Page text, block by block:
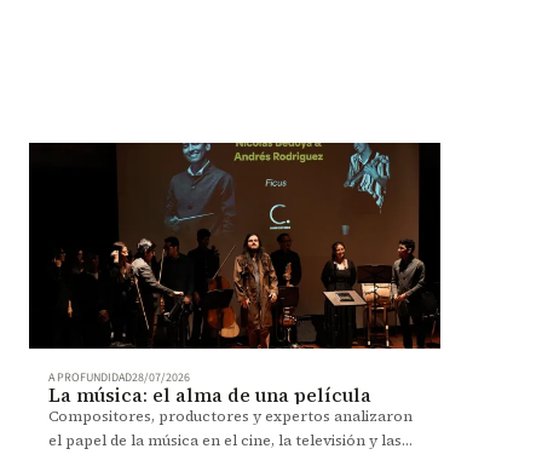
A PROFUNDIDAD28/07/2026
La música: el alma de una película
Compositores, productores y expertos analizaron
el papel de la música en el cine, la televisión y las